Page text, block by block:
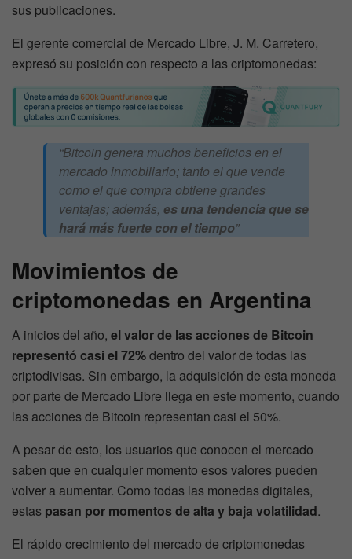
sus publicaciones.
El gerente comercial de Mercado Libre, J. M. Carretero,
expresó su posición con respecto a las criptomonedas:
“Bitcoin genera muchos beneficios en el
mercado inmobiliario; tanto el que vende
como el que compra obtiene grandes
ventajas; además, es una tendencia que se
hará más fuerte con el tiempo”
Movimientos de
criptomonedas en Argentina
A inicios del año, el valor de las acciones de Bitcoin
representó casi el 72%dentro del valor de todas las
criptodivisas. Sin embargo, la adquisición de esta moneda
por parte de Mercado Libre llega en este momento, cuando
las acciones de Bitcoin representan casi el 50%.
A pesar de esto, los usuarios que conocen el mercado
saben que en cualquier momento esos valores pueden
volver a aumentar. Como todas las monedas digitales,
estas pasan por momentos de alta y baja volatilidad.
El rápido crecimiento del mercado de criptomonedas